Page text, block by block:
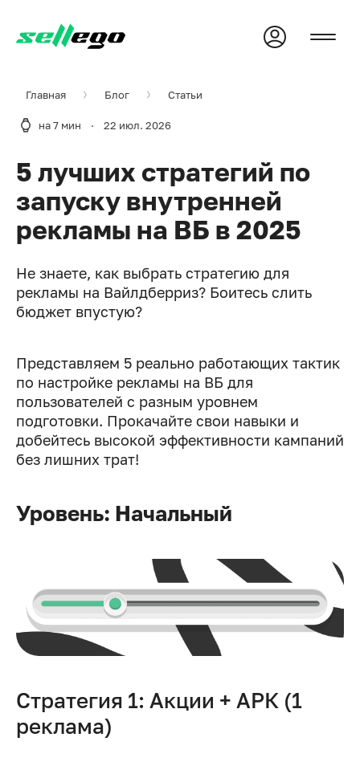
Главная Блог Статьи
на 7 мин · 22 июл. 2026
5 лучших стратегий по
запуску внутренней
рекламы на ВБ в 2025
Не знаете, как выбрать стратегию для
рекламы на Вайлдберриз? Боитесь слить
бюджет впустую?
Представляем 5 реально работающих тактик
по настройке рекламы на ВБ для
пользователей с разным уровнем
подготовки. Прокачайте свои навыки и
добейтесь высокой эффективности кампаний
без лишних трат!
Уровень: Начальный
Стратегия 1: Акции + АРК (1
реклама)